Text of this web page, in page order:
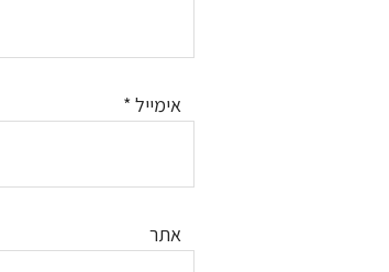
אימייל *
אתר